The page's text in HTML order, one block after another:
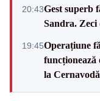
20:43Gest superb
Sandra. Zeci
19:45Operațiune
la Cernavodă